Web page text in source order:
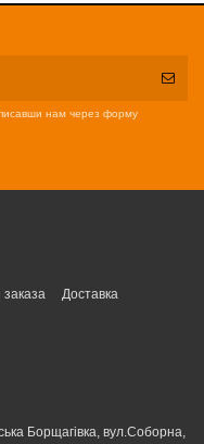
нам через форму
Доставка
Борщагівка, вул.Соборна,